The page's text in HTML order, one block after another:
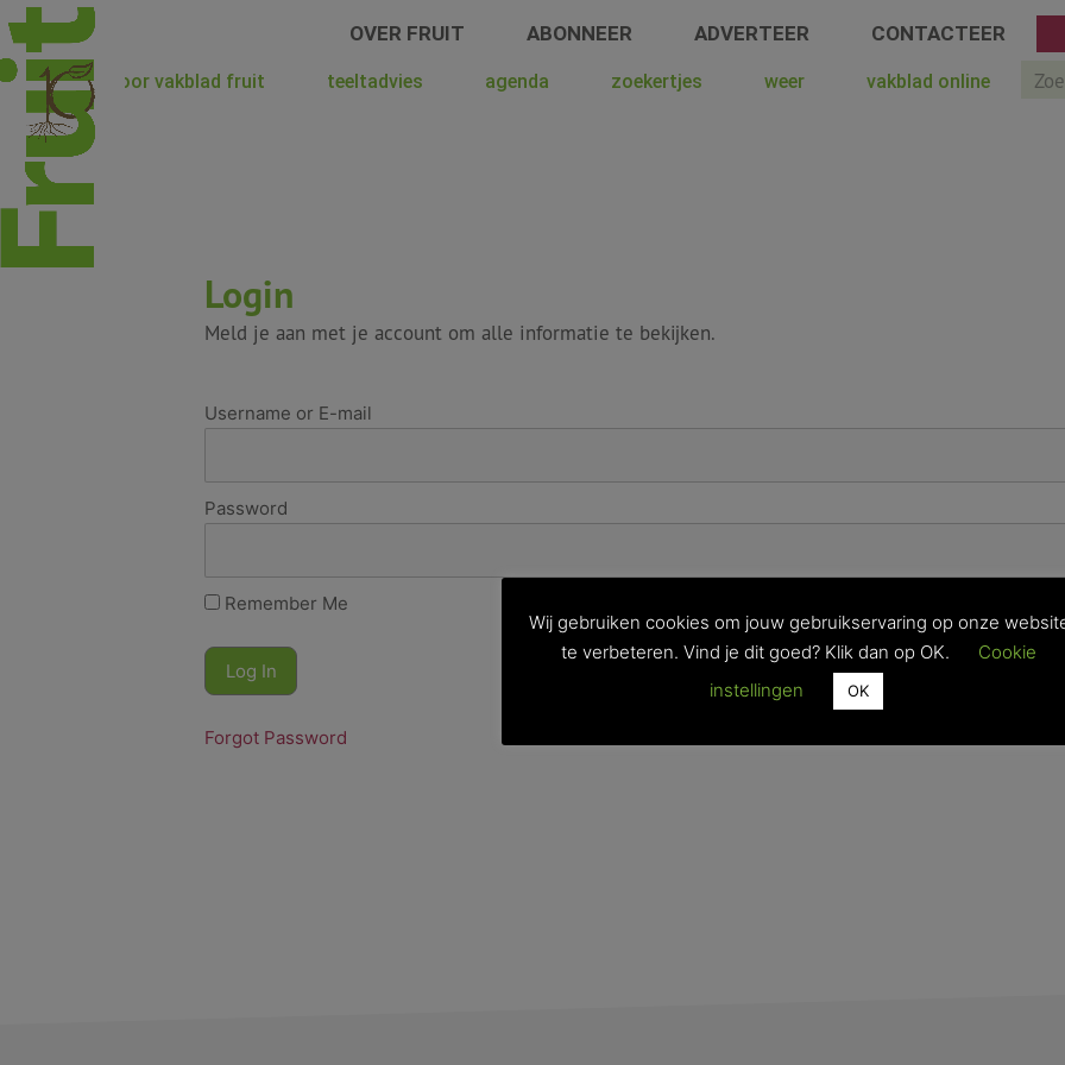
Spring
naar
de
inhoud
OVER FRUIT ABONNEER ADVERTEER CONTACTEER
hoera voor vakblad fruit teeltadvies agenda zoekertjes weer vakblad online
Login
Meld je aan met je account om alle informatie te bekijken.
Username or E-mail
Password
Remember Me
Forgot Password
Wij gebruiken cookies om jouw gebruikservaring op onze
te verbeteren. Vind je dit goed? Klik dan op OK.
Cookie
instellingen
OK